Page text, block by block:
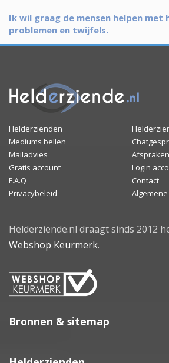
Ik wil graag de mensen helpen met
problemen en twijfels.
Helderzienden
Mediums bellen
Mailadvies
Afspraken
Gratis account
Login
F.A.Q
Contact
Privacybeleid
Helderziende.nl draagt sinds 2012
Webshop Keurmerk.
Bronnen & sitemap